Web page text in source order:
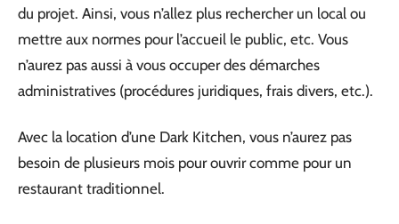
du projet. Ainsi, vous n’allez plus rechercher un local ou
mettre aux normes pour l’accueil le public, etc. Vous
n’aurez pas aussi à vous occuper des démarches
administratives (procédures juridiques, frais divers, etc.).
Avec la location d’une Dark Kitchen, vous n’aurez pas
besoin de plusieurs mois pour ouvrir comme pour un
restaurant traditionnel.